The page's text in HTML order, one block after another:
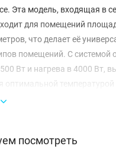
Эта модель, входящая в
для помещений
что делает её
помещений. С системой
Вт и нагрева в 4000 Вт,
оптимальной температурой
расход воздуха
посмотреть